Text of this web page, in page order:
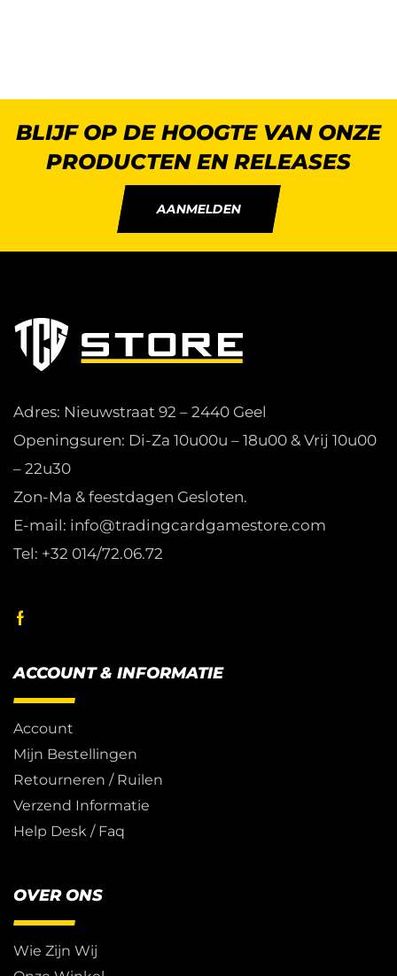
BLIJF OP DE HOOGTE VAN ONZE
PRODUCTEN EN RELEASES
AANMELDEN
Adres: Nieuwstraat 92 – 2440 Geel
Openingsuren: Di-Za 10u00u – 18u00 & Vrij 10u00
– 22u30
Zon-Ma & feestdagen Gesloten.
E-mail: info@tradingcardgamestore.com
Tel: +32 014/72.06.72
ACCOUNT & INFORMATIE
Account
Mijn Bestellingen
Retourneren / Ruilen
Verzend Informatie
Help Desk / Faq
OVER ONS
Wie Zijn Wij